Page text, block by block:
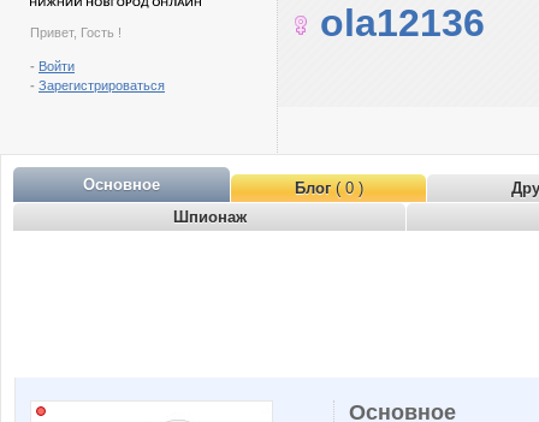
Привет, Гость !
- Войти
- Зарегистрироваться
ola12136
Основное Блог( 0 )
Шпионаж
Основное